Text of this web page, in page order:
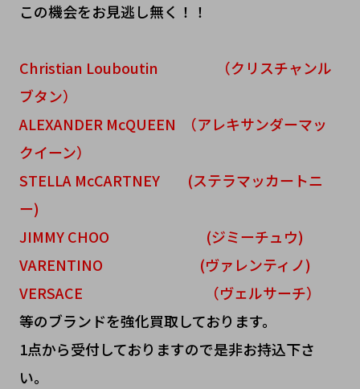
この機会をお見逃し無く！！
Christian Louboutin （クリスチャンル
ブタン）
ALEXANDER McQUEEN （アレキサンダーマッ
クイーン）
STELLA McCARTNEY (ステラマッカートニ
ー)
JIMMY CHOO (ジミーチュウ)
VARENTINO (ヴァレンティノ)
VERSACE （ヴェルサーチ）
等のブランドを強化買取しております。
1点から受付しておりますので是非お持込下さ
い。